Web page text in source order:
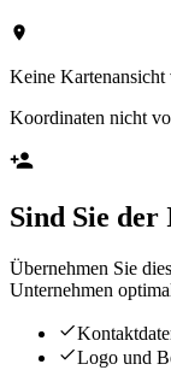
Keine Kartenansicht
Koordinaten nicht
Sind Sie der
Übernehmen Sie
Unternehmen
Logo und